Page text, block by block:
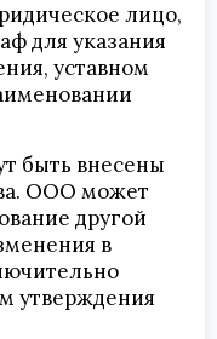
лицо,
для указания
уставном
быть внесены
ООО может
другой
в
утверждения